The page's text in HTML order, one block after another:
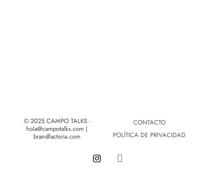
© 2025 CAMPO TALKS -
hola@campotalks.com |
brandfactoria.com
CONTACTO
POLÍTICA DE PRIVACIDAD